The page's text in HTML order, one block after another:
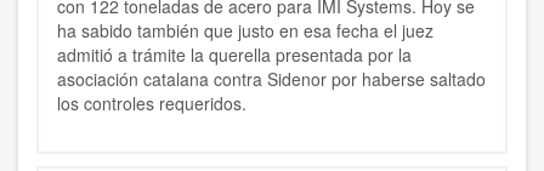
con 122 toneladas de acero para IMI Systems. Hoy se
ha sabido también que justo en esa fecha el juez
admitió a trámite la querella presentada por la
asociación catalana contra Sidenor por haberse saltado
los controles requeridos.